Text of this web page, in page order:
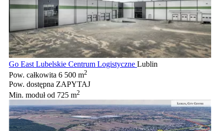
Go East Lubelskie Centrum Logistyczne Lublin
Pow. całkowita 6 500 m2
Pow. dostępna ZAPYTAJ
Min. modułod 725 m2